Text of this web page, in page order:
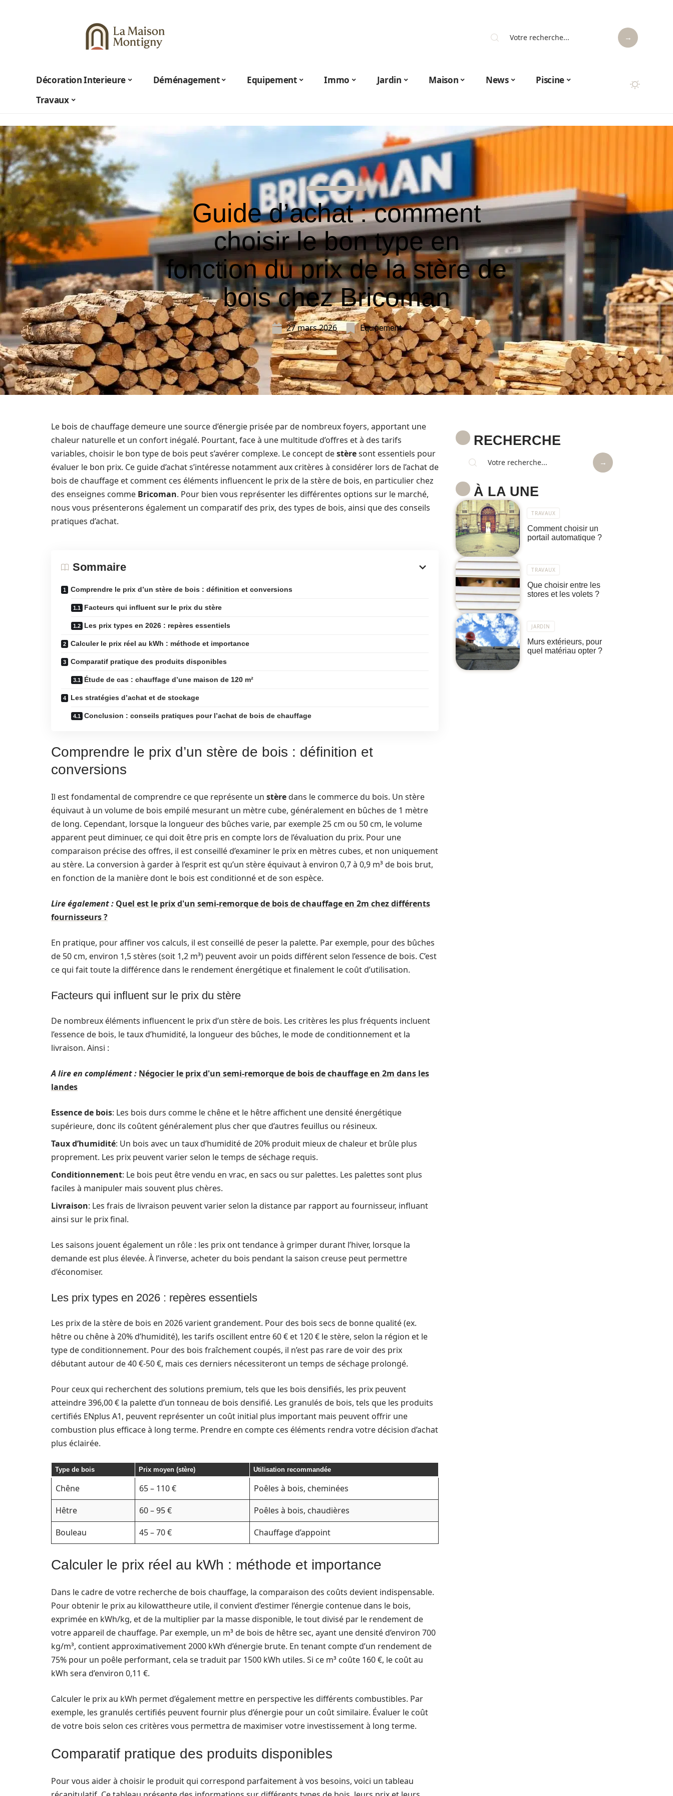
Décoration Interieure Déménagement Equipement Immo Jardin Maison News
Piscine
Travaux
Guide d’achat : comment
choisir le bon type en
fonction du prix de la stère de
bois chez Bricoman
27 mars 2026 Equipement
Le bois de chauffage demeure une source d’énergie prisée par de nombreux foyers, apportant une
chaleur naturelle et un confort inégalé. Pourtant, face à une multitude d’offres et à des tarifs
variables, choisir le bon type de bois peut s’avérer complexe. Le concept destèresont essentiels pour
évaluer le bon prix. Ce guide d’achat s’intéresse notamment aux critères à considérer lors de l’achat de
bois de chauffage et comment ces éléments influencent le prix de la stère de bois, en particulier chez
des enseignes comme Bricoman. Pour bien vous représenter les différentes options sur le marché,
nous vous présenterons également un comparatif des prix, des types de bois, ainsi que des conseils
pratiques d’achat.
Sommaire
Comprendre le prix d’un stère de bois : définition et conversions
Facteurs qui influent sur le prix du stère
Les prix types en 2026 : repères essentiels
Calculer le prix réel au kWh : méthode et importance
Comparatif pratique des produits disponibles
Étude de cas : chauffage d’une maison de 120 m²
Les stratégies d’achat et de stockage
Conclusion : conseils pratiques pour l’achat de bois de chauffage
Comprendre le prix d’un stère de bois : définition et
conversions
Il est fondamental de comprendre ce que représente un stèredans le commerce du bois. Un stère
équivaut à un volume de bois empilé mesurant un mètre cube, généralement en bûches de 1 mètre
de long. Cependant, lorsque la longueur des bûches varie, par exemple 25 cm ou 50 cm, le volume
apparent peut diminuer, ce qui doit être pris en compte lors de l’évaluation du prix. Pour une
comparaison précise des offres, il est conseillé d’examiner le prix en mètres cubes, et non uniquement
au stère. La conversion à garder à l’esprit est qu’un stère équivaut à environ 0,7 à 0,9 m³ de bois brut,
en fonction de la manière dont le bois est conditionné et de son espèce.
Lire également : Quel est le prix d'un semi-remorque de bois de chauffage en 2m chez différents
fournisseurs ?
En pratique, pour affiner vos calculs, il est conseillé de peser la palette. Par exemple, pour des bûches
de 50 cm, environ 1,5 stères (soit 1,2 m³) peuvent avoir un poids différent selon l’essence de bois. C’est
ce qui fait toute la différence dans le rendement énergétique et finalement le coût d’utilisation.
Facteurs qui influent sur le prix du stère
De nombreux éléments influencent le prix d’un stère de bois. Les critères les plus fréquents incluent
l’essence de bois, le taux d’humidité, la longueur des bûches, le mode de conditionnement et la
livraison. Ainsi :
A lire en complément : Négocier le prix d'un semi-remorque de bois de chauffage en 2m dans les
landes
Essence de bois: Les bois durs comme le chêne et le hêtre affichent une densité énergétique
supérieure, donc ils coûtent généralement plus cher que d’autres feuillus ou résineux.
Taux d’humidité: Un bois avec un taux d’humidité de 20% produit mieux de chaleur et brûle plus
proprement. Les prix peuvent varier selon le temps de séchage requis.
Conditionnement: Le bois peut être vendu en vrac, en sacs ou sur palettes. Les palettes sont plus
faciles à manipuler mais souvent plus chères.
Livraison: Les frais de livraison peuvent varier selon la distance par rapport au fournisseur, influant
ainsi sur le prix final.
Les saisons jouent également un rôle : les prix ont tendance à grimper durant l’hiver, lorsque la
demande est plus élevée. À l’inverse, acheter du bois pendant la saison creuse peut permettre
d’économiser.
Les prix types en 2026 : repères essentiels
Les prix de la stère de bois en 2026 varient grandement. Pour des bois secs de bonne qualité (ex.
hêtre ou chêne à 20% d’humidité), les tarifs oscillent entre 60 € et 120 € le stère, selon la région et le
type de conditionnement. Pour des bois fraîchement coupés, il n’est pas rare de voir des prix
débutant autour de 40 €-50 €, mais ces derniers nécessiteront un temps de séchage prolongé.
Pour ceux qui recherchent des solutions premium, tels que les bois densifiés, les prix peuvent
atteindre 396,00 € la palette d’un tonneau de bois densifié. Les granulés de bois, tels que les produits
certifiés ENplus A1, peuvent représenter un coût initial plus important mais peuvent offrir une
combustion plus efficace à long terme. Prendre en compte ces éléments rendra votre décision d’achat
plus éclairée.
Type de bois Prix moyen (stère) Utilisation recommandée
Chêne 65 – 110 €
Poêles à bois, cheminées
Hêtre
60 – 95 €
Poêles à bois, chaudières
Bouleau
45 – 70 € Chauffage d’appoint
Calculer le prix réel au kWh : méthode et importance
Dans le cadre de votre recherche de bois chauffage, la comparaison des coûts devient indispensable.
Pour obtenir le prix au kilowattheure utile, il convient d’estimer l’énergie contenue dans le bois,
exprimée en kWh/kg, et de la multiplier par la masse disponible, le tout divisé par le rendement de
votre appareil de chauffage. Par exemple, un m³ de bois de hêtre sec, ayant une densité d’environ 700
kg/m³, contient approximativement 2000 kWh d’énergie brute. En tenant compte d’un rendement de
75% pour un poêle performant, cela se traduit par 1500 kWh utiles. Si ce m³ coûte 160 €, le coût au
kWh sera d’environ 0,11 €.
Calculer le prix au kWh permet d’également mettre en perspective les différents combustibles. Par
exemple, les granulés certifiés peuvent fournir plus d’énergie pour un coût similaire. Évaluer le coût
de votre bois selon ces critères vous permettra de maximiser votre investissement à long terme.
Comparatif pratique des produits disponibles
Pour vous aider à choisir le produit qui correspond parfaitement à vos besoins, voici un tableau
RECHERCHE
À LA UNE
TRAVAUX
Comment choisir un
portail automatique ?
TRAVAUX
Que choisir entre les
stores et les volets ?
JARDIN
Murs extérieurs, pour
quel matériau opter ?